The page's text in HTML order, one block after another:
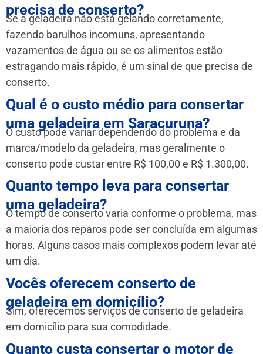
precisa de conserto?
Se a geladeira não está gelando corretamente,
fazendo barulhos incomuns, apresentando
vazamentos de água ou se os alimentos estão
estragando mais rápido, é um sinal de que precisa de
conserto.
Qual é o custo médio para consertar
uma geladeira em Saracuruna?
O custo pode variar dependendo do problema e da
marca/modelo da geladeira, mas geralmente o
conserto pode custar entre R$ 100,00 e R$ 1.300,00.
Quanto tempo leva para consertar
uma geladeira?
O tempo de conserto varia conforme o problema, mas
a maioria dos reparos pode ser concluída em algumas
horas. Alguns casos mais complexos podem levar até
um dia.
Vocês oferecem conserto de
geladeira em domicílio?
Sim, oferecemos serviços de conserto de geladeira
em domicílio para sua comodidade.
Quanto custa consertar o motor de